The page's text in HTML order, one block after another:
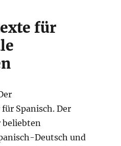
für
Spanisch. Der
beliebten
Deutsch und